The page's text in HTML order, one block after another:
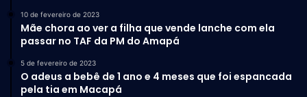
10 de fevereiro de 2023
Mãe chora ao ver a filha que vende lanche com ela
passar no TAF da PM do Amapá
5 de fevereiro de 2023
O adeus a bebê de 1 ano e 4 meses que foi espancada
pela tia em Macapá